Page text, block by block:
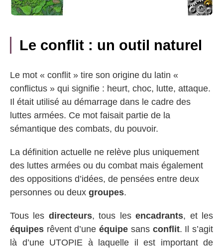
Le conflit : un outil naturel
Le mot « conflit » tire son origine du latin «
conflictus » qui signifie : heurt, choc, lutte, attaque.
Il était utilisé au démarrage dans le cadre des
luttes armées. Ce mot faisait partie de la
sémantique des combats, du pouvoir.
La définition actuelle ne relève plus uniquement
des luttes armées ou du combat mais également
des oppositions d’idées, de pensées entre deux
personnes ou deux groupes.
Tous les directeurs, tous lesencadrants, et les
équipes rêvent d’uneéquipe sansconflit. Il s’agit
là d’une UTOPIE à laquelle il est important de